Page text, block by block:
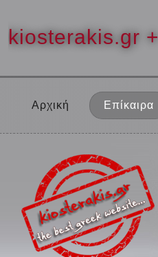
kiosterakis.gr +
Αρχική Επίκαιρα